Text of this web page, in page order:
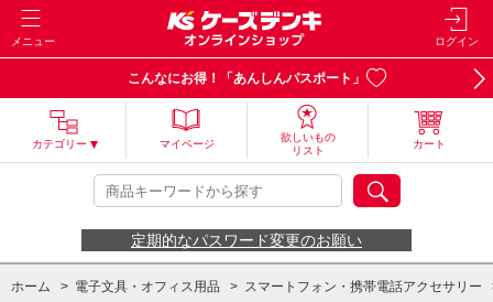
メニュー ログイン
こんなにお得！「あんしんパスポート」
カテゴリー マイページ
欲しいもの
リスト
カート
定期的なパスワード変更のお願い
ホーム > 電子文具・オフィス用品 > スマートフォン・携帯電話アクセサリー